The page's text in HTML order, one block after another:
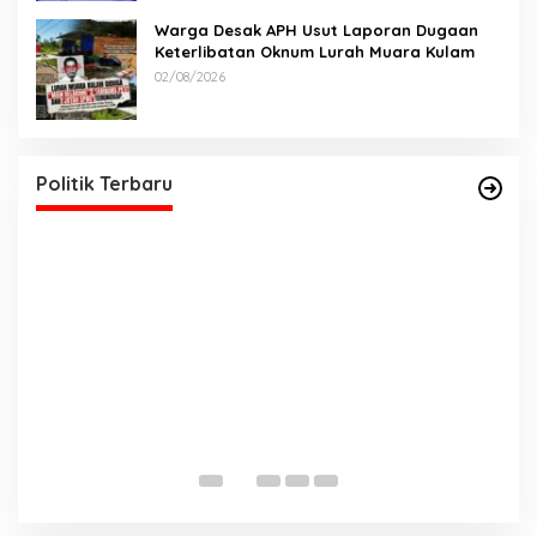
Warga Desak APH Usut Laporan Dugaan
Keterlibatan Oknum Lurah Muara Kulam
02/08/2026
Politik Terbaru
DPD PDI Perjuangan Sumatera Selatan Akan
Di Politik, Sumsel